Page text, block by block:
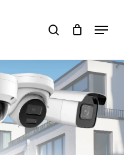
search Menu
Close